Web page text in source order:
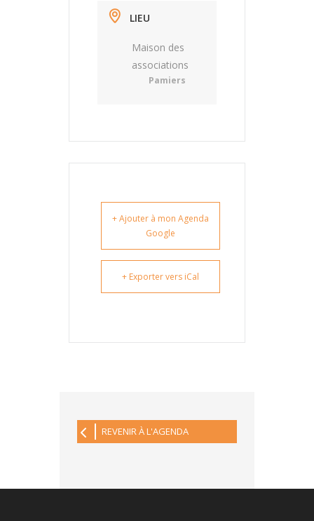
LIEU
Maison des
associations
Pamiers
+ Ajouter à mon Agenda
Google
+ Exporter vers iCal
REVENIR À L'AGENDA